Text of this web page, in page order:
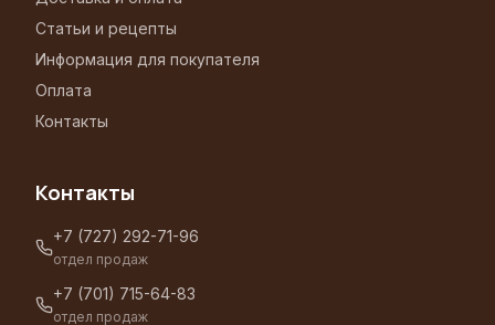
Статьи и рецепты
Информация для покупателя
Оплата
Контакты
Контакты
+7 (727) 292-71-96
отдел продаж
+7 (701) 715-64-83
отдел продаж